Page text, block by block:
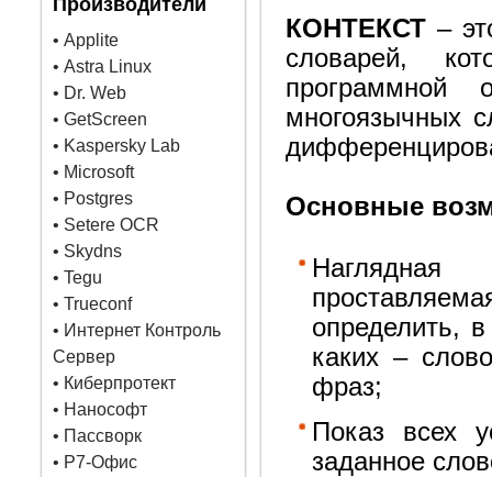
Производители
• Applite
• Astra Linux
• Dr. Web
• GetScreen
• Kaspersky Lab
• Microsoft
• Postgres
• Setere OCR
• Skydns
• Tegu
• Trueconf
• Интернет Контроль
Сервер
• Киберпротект
• Нанософт
• Пассворк
• Р7-Офис
КОНТЕКСТ –
словарей,
программной
многоязычных
Основные
определить,
каких –
фраз;
Показ всех
заданное